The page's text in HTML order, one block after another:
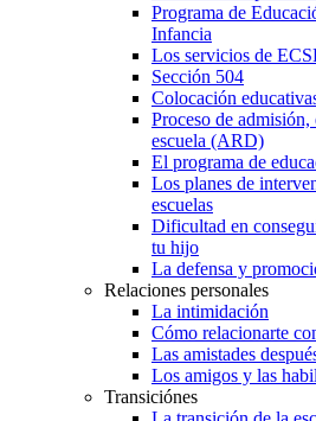
Programa de
Infancia
Los servicios de
Sección 504
Colocación
Proceso de
escuela (ARD)
El programa de
Los planes de
escuelas
Dificultad en
tu hijo
La defensa y
Relaciones personales
La intimidación
Cómo relacionarte
Las amistades
Los amigos y las
Transiciónes